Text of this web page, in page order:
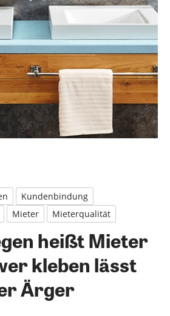
Kundenbindung
Mieter Mieterqualität
heißt Mieter
kleben lässt
Ärger